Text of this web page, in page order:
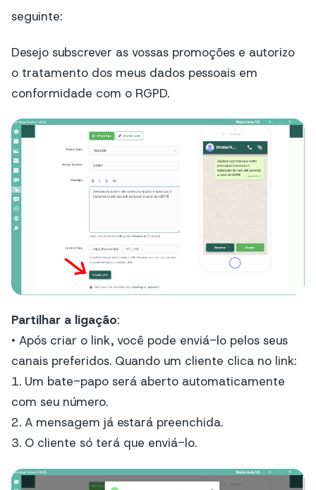
seguinte:
Desejo subscrever as vossas promoções e autorizo
o tratamento dos meus dados pessoais em
conformidade com o RGPD.
Partilhar a ligação:
• Após criar o link, você pode enviá-lo pelos seus
canais preferidos. Quando um cliente clica no link:
1. Um bate-papo será aberto automaticamente
com seu número.
2. A mensagem já estará preenchida.
3. O cliente só terá que enviá-lo.